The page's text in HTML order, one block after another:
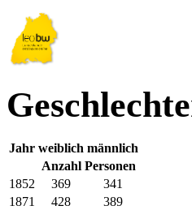
Jahr weiblich männlich
Anzahl Personen
1852
369
341
1871
428
389